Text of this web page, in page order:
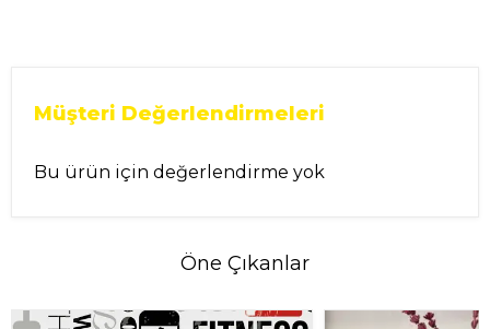
Müşteri Değerlendirmeleri
Bu ürün için değerlendirme yok
Öne Çıkanlar